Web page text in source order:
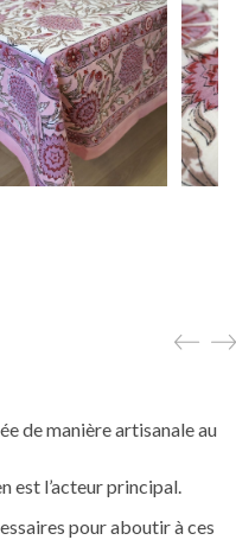
de manière artisanale au
est l’acteur principal.
pour aboutir à ces